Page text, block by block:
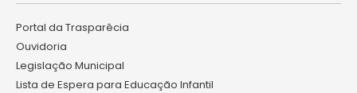
Portal da Trasparêcia
Ouvidoria
Legislação Municipal
Lista de Espera para Educação Infantil